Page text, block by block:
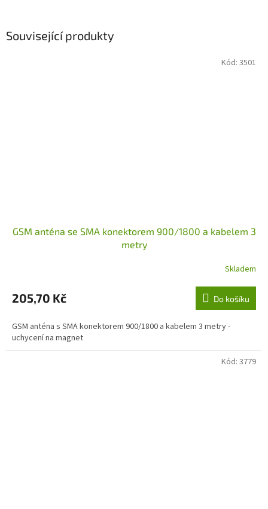
Související produkty
GSM anténa se SMA konektorem 900/1800 a kabelem 3
metry
Skladem
205,70 Kč Do košíku
GSM anténa s SMA konektorem 900/1800 a kabelem 3 metry -
uchycení na magnet
Kód: 3501
Kód: 3779